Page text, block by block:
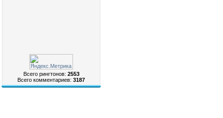
Всего рингтонов: 2553
Всего комментариев: 3187